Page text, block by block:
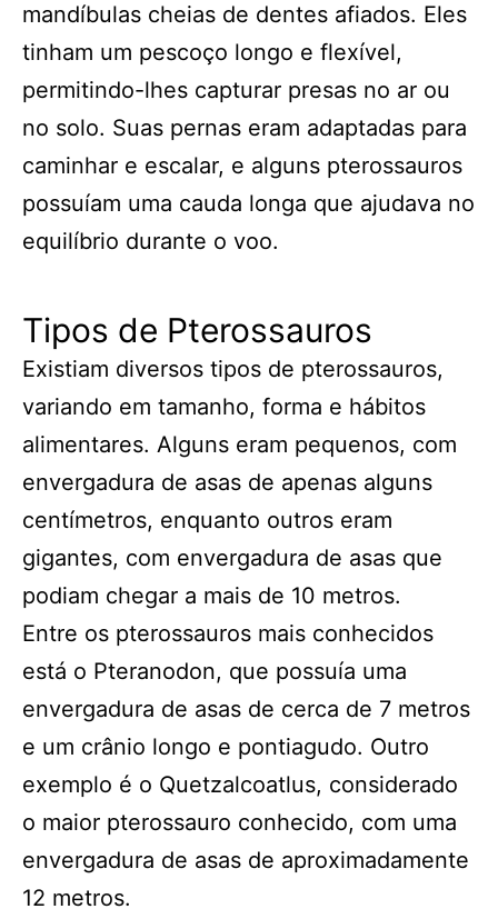
mandíbulas cheias de dentes afiados. Eles
tinham um pescoço longo e flexível,
permitindo-lhes capturar presas no ar ou
no solo. Suas pernas eram adaptadas para
caminhar e escalar, e alguns pterossauros
possuíam uma cauda longa que ajudava no
equilíbrio durante o voo.
Tipos de Pterossauros
Existiam diversos tipos de pterossauros,
variando em tamanho, forma e hábitos
alimentares. Alguns eram pequenos, com
envergadura de asas de apenas alguns
centímetros, enquanto outros eram
gigantes, com envergadura de asas que
podiam chegar a mais de 10 metros.
Entre os pterossauros mais conhecidos
está o Pteranodon, que possuía uma
envergadura de asas de cerca de 7 metros
e um crânio longo e pontiagudo. Outro
exemplo é o Quetzalcoatlus, considerado
o maior pterossauro conhecido, com uma
envergadura de asas de aproximadamente
12 metros.